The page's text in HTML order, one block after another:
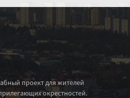
проект для жителей
окрестностей.